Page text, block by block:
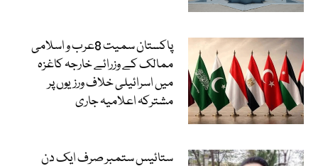
پاکستان سمیت 8عرب و اسلامی
ممالک کے وزرائے خارجہ کاغزہ
میں اسرائیلی خلاف ورزیوں پر
مشترکہ اعلامیہ جاری
ستائیس ستمبر صرف ایک دن